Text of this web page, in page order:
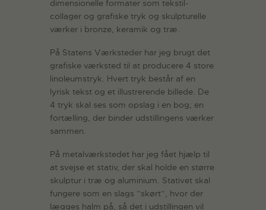
dimensionelle formater som tekstil-
collager og grafiske tryk og skulpturelle
værker i bronze, keramik og træ.
På Statens Værksteder har jeg brugt det
grafiske værksted til at producere 4 store
linoleumstryk. Hvert tryk består af en
lyrisk tekst og et illustrerende billede. De
4 tryk skal ses som opslag i en bog; en
fortælling, der binder udstillingens værker
sammen.
På metalværkstedet har jeg fået hjælp til
at svejse et stativ, der skal holde en større
skulptur i træ og aluminium. Stativet skal
fungere som en slags ”skørt”, hvor der
lægges halm på, så det i udstillingen vil